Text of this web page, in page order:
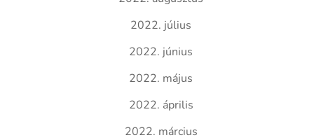
2022. július
2022. június
2022. május
2022. április
2022. március